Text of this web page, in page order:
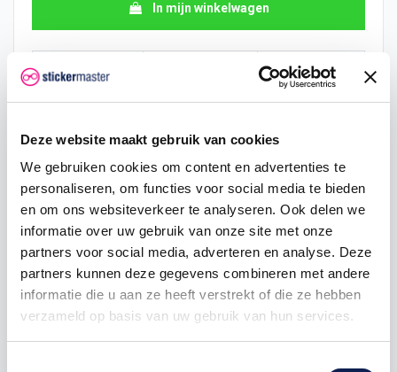
Deze website maakt gebruik van cookies
We gebruiken cookies om content en advertenties te
personaliseren, om functies voor social media te bieden
en om ons websiteverkeer te analyseren. Ook delen we
informatie over uw gebruik van onze site met onze
partners voor social media, adverteren en analyse. Deze
partners kunnen deze gegevens combineren met andere
informatie die u aan ze heeft verstrekt of die ze hebben
verzameld op basis van uw gebruik van hun services.
In mijn winkelwagen
Hoeveelheid Je bespaart
10 € 7,74 € 19,36
15 € 6,78 € 43,56
€ 6,29 € 84,70
50 € 5,81 € 193,60
100 € 5,32 € 435,60
200 € 4,84 € 968,00